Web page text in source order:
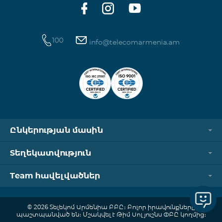
100 info@telecomarmenia.am
Ընկերության մասին
Տեղեկատվություն
Team հավելվածներ
© 2026 Տելեկոմ Արմենիա ԲԲԸ։ Բոլոր իրավունքները
պաշտպանված են։ Մշակվել է Թիմ Սոլյուշնս ՓԲԸ կողմից։